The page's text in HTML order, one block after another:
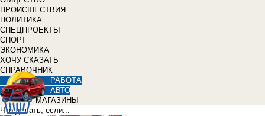
ПРОИСШЕСТВИЯ
ПОЛИТИКА
СПЕЦПРОЕКТЫ
СПОРТ
ЭКОНОМИКА
ХОЧУ СКАЗАТЬ
СПРАВОЧНИК
РАБОТА
АВТО
МАГАЗИНЫ
Что делать, если...